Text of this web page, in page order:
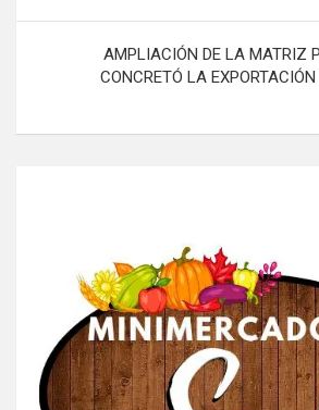
entradas
AMPLIACIÓN DE LA MATRIZ
CONCRETÓ LA